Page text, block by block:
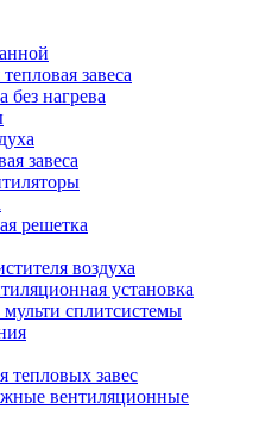
завеса
без нагрева
завеса
решетка
воздуха
установка
сплитсистемы
тепловых завес
вентиляционные